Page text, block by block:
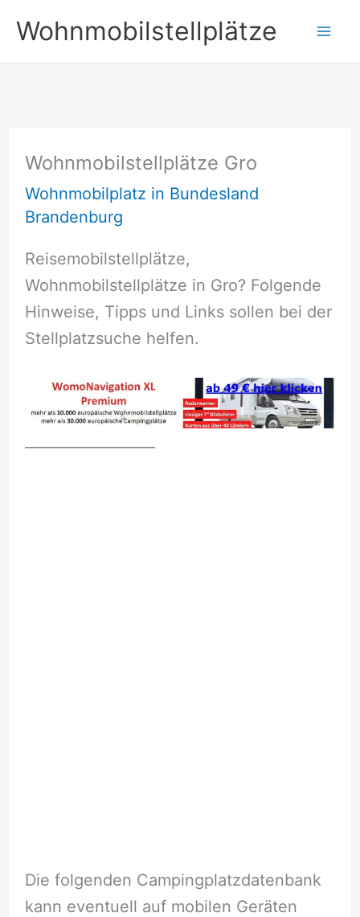
Inhalt
springen
Wohnmobilstellplätze
Wohnmobilstellplätze Gro
Wohnmobilplatz in Bundesland
Brandenburg
Reisemobilstellplätze,
Wohnmobilstellplätze in Gro? Folgende
Hinweise, Tipps und Links sollen bei der
Stellplatzsuche helfen.
Die folgenden Campingplatzdatenbank
kann eventuell auf mobilen Geräten